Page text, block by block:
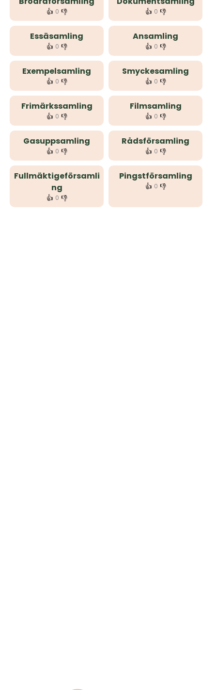
👍 0 👎 👍 0 👎
Essäsamling
👍 0 👎
Ansamling
👍 0 👎
Exempelsamling
👍 0 👎
Smyckesamling
👍 0 👎
Frimärkssamling
👍 0 👎
Filmsamling
👍 0 👎
Gasuppsamling
👍 0 👎
Rådsförsamling
👍 0 👎
Fullmäktigeförsamli
ng
👍 0 👎
Pingstförsamling
👍 0 👎